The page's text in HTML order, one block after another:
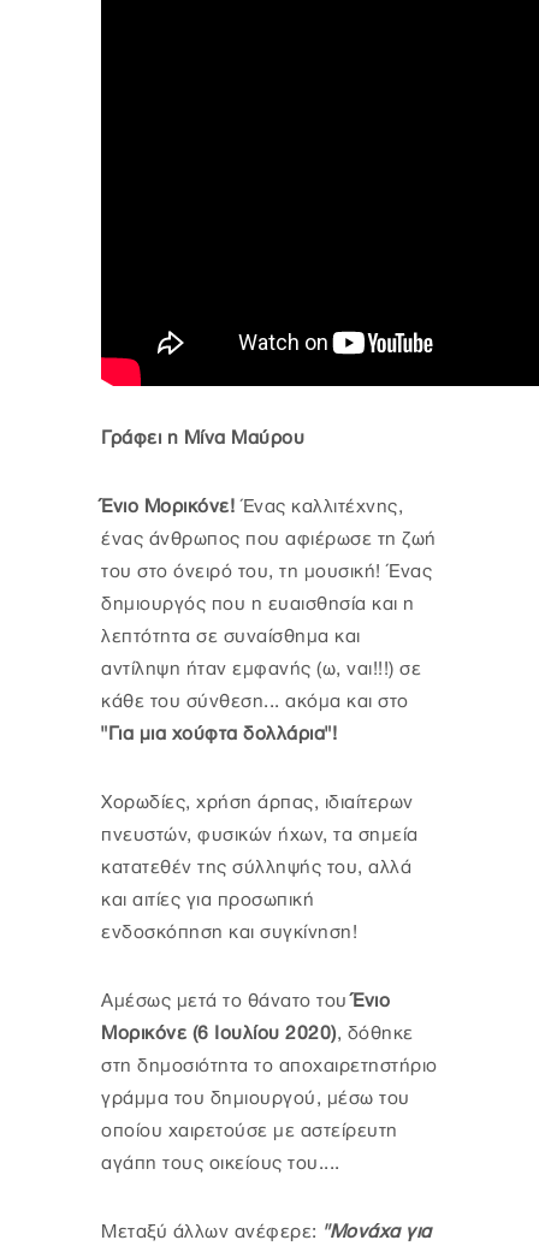
Γράφει η Μίνα Μαύρου
Ένιο Μορικόνε! Ένας καλλιτέχνης,
ένας άνθρωπος που αφιέρωσε τη ζωή
του στο όνειρό του, τη μουσική! Ένας
δημιουργός που η ευαισθησία και η
λεπτότητα σε συναίσθημα και
αντίληψη ήταν εμφανής (ω, ναι!!!) σε
κάθε του σύνθεση... ακόμα και στο
"Για μια χούφτα δολλάρια"!
Χορωδίες, χρήση άρπας, ιδιαίτερων
πνευστών, φυσικών ήχων, τα σημεία
κατατεθέν της σύλληψής του, αλλά
και αιτίες για προσωπική
ενδοσκόπηση και συγκίνηση!
Αμέσως μετά το θάνατο τουΈνιο
Μορικόνε (6 Ιουλίου 2020), δόθηκε
στη δημοσιότητα το αποχαιρετηστήριο
γράμμα του δημιουργού, μέσω του
οποίου χαιρετούσε με αστείρευτη
αγάπη τους οικείους του....
Μεταξύ άλλων ανέφερε: "Μονάχα για